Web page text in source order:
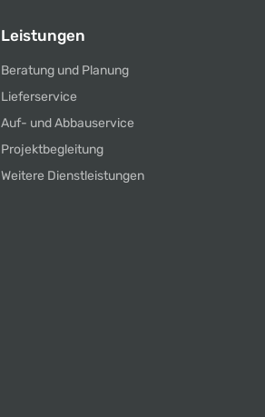
Leistungen
Beratung und Planung
Lieferservice
Auf- und Abbauservice
Projektbegleitung
Weitere Dienstleistungen